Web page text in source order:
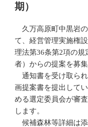
期）
久万高原町中黒岩
て、経営管理実施権
理法第36条第2項の
者）からの提案を募集
通知書を受け取ら
画提案書を提出して
める選定委員会が審
します。
候補森林等詳細は添